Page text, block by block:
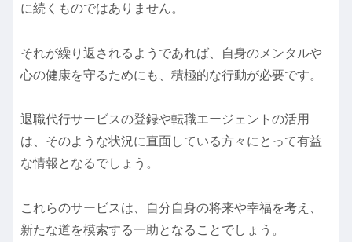
に続くものではありません。
それが繰り返されるようであれば、自身のメンタルや
心の健康を守るためにも、積極的な行動が必要です。
退職代行サービスの登録や転職エージェントの活用
は、そのような状況に直面している方々にとって有益
な情報となるでしょう。
これらのサービスは、自分自身の将来や幸福を考え、
新たな道を模索する一助となることでしょう。